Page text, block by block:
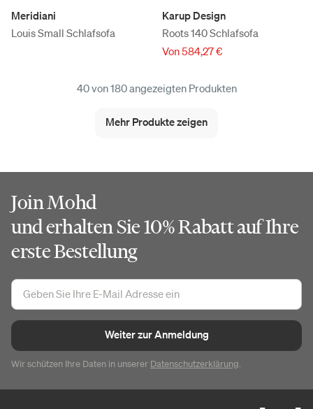
Meridiani
Louis Small Schlafsofa
Karup Design
Roots 140 Schlafsofa
Von 584,27 €
40 von 180 angezeigten Produkten
Mehr Produkte zeigen
Join Mohd
und erhalten Sie 10% Rabatt auf Ihre
erste Bestellung
Weiter zur Anmeldung
Wir schützen Ihre Daten in unserer Datenschutzerklärung.